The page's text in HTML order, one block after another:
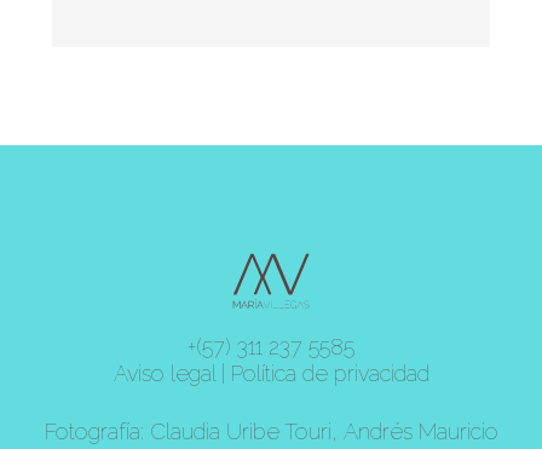
+(57) 311 237 5585
Aviso legal
Política de privacidad
Fotografía: Claudia Uribe Touri, Andrés Mauricio